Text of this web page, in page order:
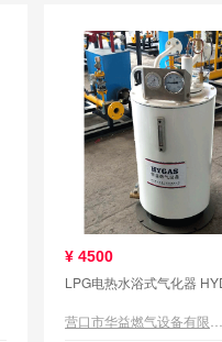
¥ 4500
LPG电热水浴式气化器